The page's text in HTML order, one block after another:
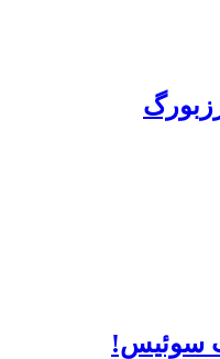
سوئیس!